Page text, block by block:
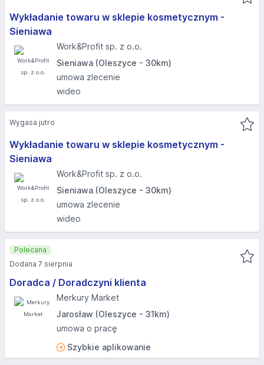
Wykładanie towaru w sklepie kosmetycznym -
Sieniawa
Work&Profit sp. z o.o.
Sieniawa (Oleszyce - 30km)
umowa zlecenie
wideo
Wykładanie towaru w sklepie kosmetycznym -
Sieniawa
Work&Profit sp. z o.o.
Sieniawa (Oleszyce - 30km)
umowa zlecenie
wideo
Wygasa jutro
Doradca / Doradczyni klienta
Merkury Market
Jarosław (Oleszyce - 31km)
umowa o pracę
Szybkie aplikowanie
Polecana
Dodana 7 sierpnia